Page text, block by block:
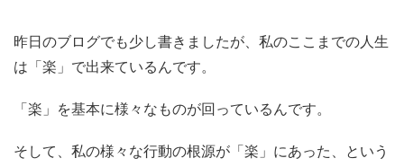
昨日のブログでも少し書きましたが、私のここまでの人生
は「楽」で出来ているんです。
「楽」を基本に様々なものが回っているんです。
そして、私の様々な行動の根源が「楽」にあった、という